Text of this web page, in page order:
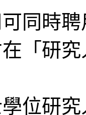
同時
「研
位研